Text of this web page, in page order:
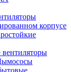
корпусе